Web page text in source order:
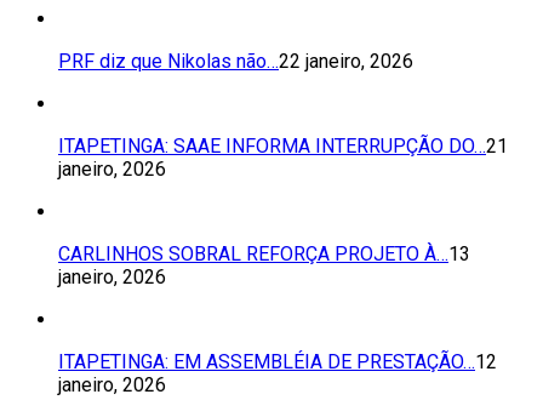
PRF diz que Nikolas não…22 janeiro, 2026
ITAPETINGA: SAAE INFORMA INTERRUPÇÃO DO…21
janeiro, 2026
CARLINHOS SOBRAL REFORÇA PROJETO À…13
janeiro, 2026
ITAPETINGA: EM ASSEMBLÉIA DE PRESTAÇÃO…12
janeiro, 2026